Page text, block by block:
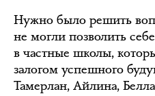
Нужно было решить
не могли позволить
в частные школы,
залогом успешного
Тамерлан, Айлина,